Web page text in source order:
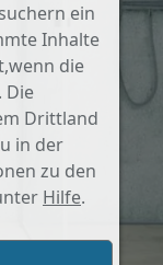
ein
Inhalte
die
Die
Drittland
in der
zu den
Hilfe.